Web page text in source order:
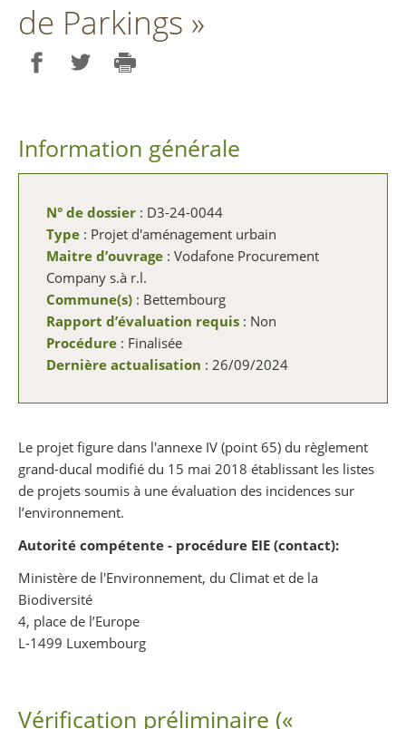
de Parkings »
Information générale
N° de dossier : D3-24-0044
Type : Projet d'aménagement urbain
Maitre d’ouvrage : Vodafone Procurement
Company s.à r.l.
Commune(s) : Bettembourg
Rapport d’évaluation requis : Non
Procédure : Finalisée
Dernière actualisation : 26/09/2024
Le projet figure dans l'annexe IV (point 65) du règlement
grand-ducal modifié du 15 mai 2018 établissant les listes
de projets soumis à une évaluation des incidences sur
l’environnement.
Autorité compétente - procédure EIE (contact):
Ministère de l'Environnement, du Climat et de la
Biodiversité
4, place de l’Europe
L-1499 Luxembourg
Vérification préliminaire («